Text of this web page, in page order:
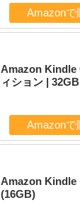
Amazonで
Amazon Kindle
ィション | 32GB
Amazonで
Amazon Kindle
(16GB)